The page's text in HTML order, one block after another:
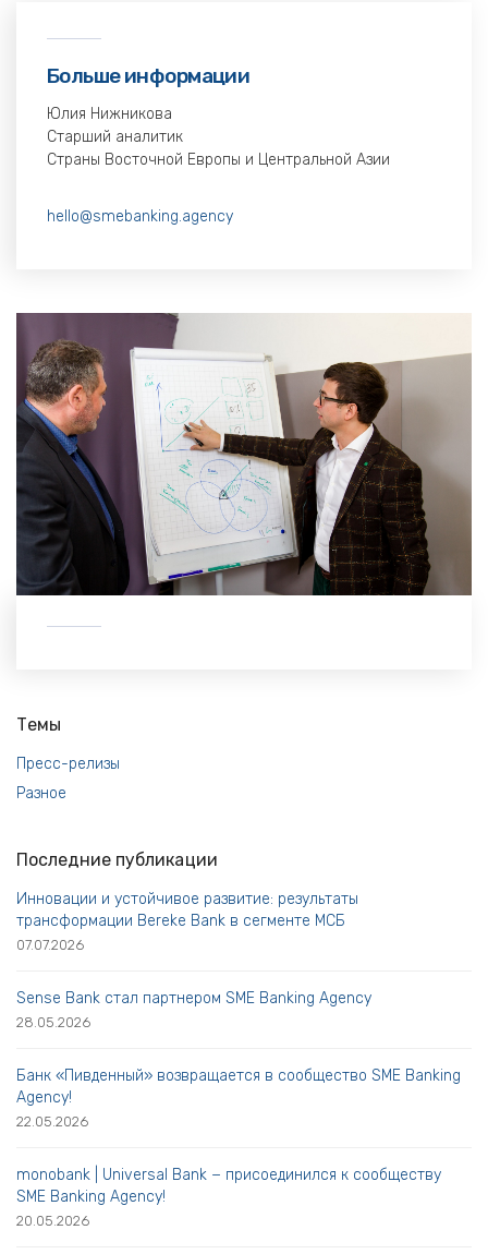
Больше информации
Юлия Нижникова
Старший аналитик
Страны Восточной Европы и Центральной Азии
hello@smebanking.agency
Темы
Пресс-релизы
Разное
Последние публикации
Инновации и устойчивое развитие: результаты
трансформации Bereke Bank в сегменте МСБ
07.07.2026
Sense Bank стал партнером SME Banking Agency
28.05.2026
Банк «Пивденный» возвращается в сообщество SME Banking
Agency!
22.05.2026
monobank | Universal Bank − присоединился к сообществу
SME Banking Agency!
20.05.2026